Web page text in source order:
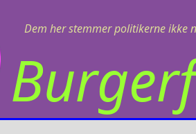
Dem her stemmer politikerne ikke